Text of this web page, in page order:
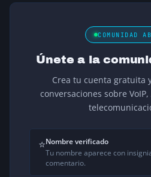
COMUNIDAD
Únete a la
Crea tu cuenta gratuita
conversaciones sobre
⭐Nombre verificado
Tu nombre aparece con
comentario.